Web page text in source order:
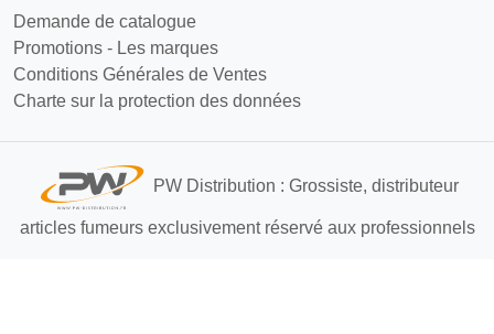
Demande de catalogue
Promotions - Les marques
Conditions Générales de Ventes
Charte sur la protection des données
PW Distribution : Grossiste, distributeur
articles fumeurs exclusivement réservé aux professionnels